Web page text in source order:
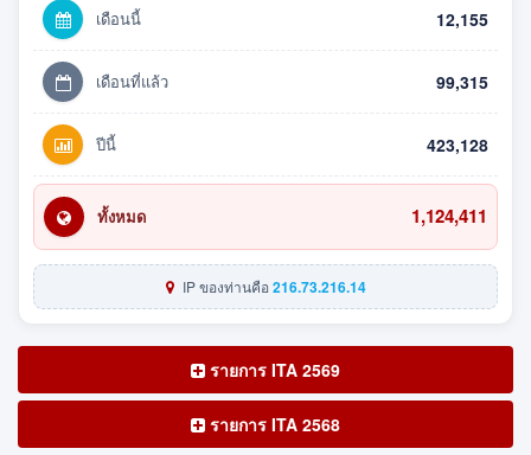
เดือนนี้ 12,155
เดือนที่แล้ว 99,315
ปีนี้ 423,128
ทั้งหมด 1,124,411
IP ของท่านคือ216.73.216.14
รายการ ITA 2569
รายการ ITA 2568